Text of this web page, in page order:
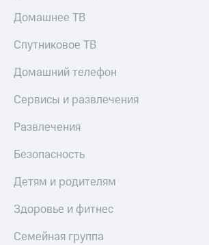
Домашнее ТВ
Спутниковое ТВ
Домашний телефон
Сервисы и развлечения
Развлечения
Безопасность
Детям и родителям
Здоровье и фитнес
Семейная группа